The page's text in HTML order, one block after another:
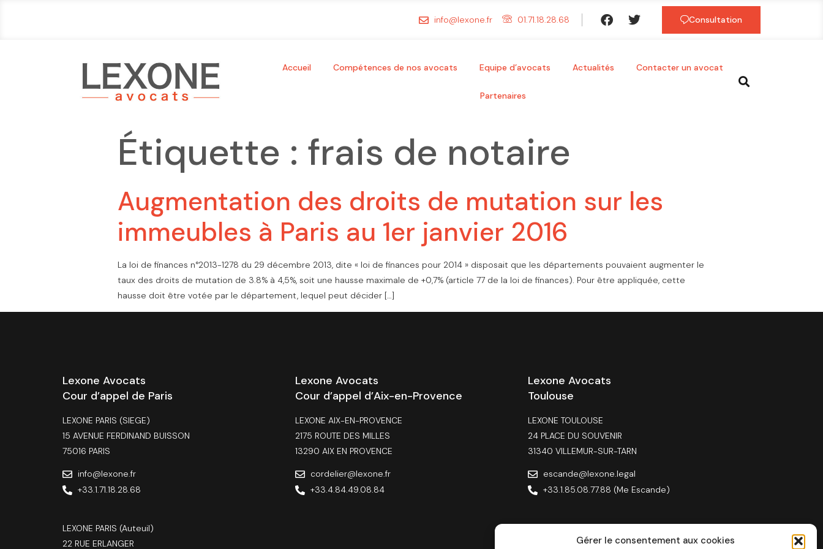
Gérer le consentement aux cookies
info@lexone.fr 01.71.18.28.68 Consultation
Accueil Compétences de nos avocats Equipe d’avocats Actualités Contacter un avocat
Partenaires
Étiquette : frais de notaire
Augmentation des droits de mutation sur les
immeubles à Paris au 1er janvier 2016
La loi de finances n°2013-1278 du 29 décembre 2013, dite « loi de finances pour 2014 » disposait que les départements pouvaient augmenter le
taux des droits de mutation de 3.8% à 4,5%, soit une hausse maximale de +0,7% (article 77 de la loi de finances). Pour être appliquée, cette
hausse doit être votée par le département, lequel peut décider […]
Lexone Avocats
Cour d’appel de Paris
LEXONE PARIS (SIEGE)
15 AVENUE FERDINAND BUISSON
75016 PARIS
info@lexone.fr
+33.1.71.18.28.68
LEXONE PARIS (Auteuil)
22 RUE ERLANGER
Lexone Avocats
Cour d’appel d’Aix-en-Provence
LEXONE AIX-EN-PROVENCE
2175 ROUTE DES MILLES
13290 AIX EN PROVENCE
cordelier@lexone.fr
+33.4.84.49.08.84
Lexone Avocats
Toulouse
LEXONE TOULOUSE
24 PLACE DU SOUVENIR
31340 VILLEMUR-SUR-TARN
escande@lexone.legal
+33.1.85.08.77.88 (Me Escande)